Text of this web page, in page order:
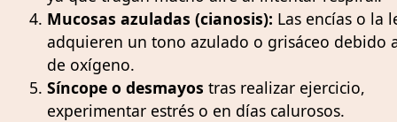
Mucosas azuladas (cianosis): Las encías o la
adquieren un tono azulado o grisáceo debido
de oxígeno.
Síncope o desmayos tras realizar ejercicio,
experimentar estrés o en días calurosos.